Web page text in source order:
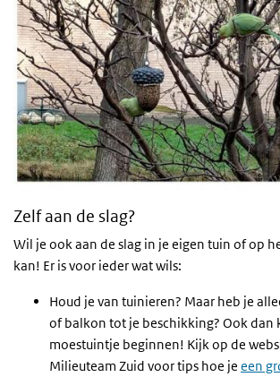
Zelf aan de slag?
Wil je ook aan de slag in je eigen tuin of op
kan! Er is voor ieder wat wils:
Houd je van tuinieren? Maar heb je
of balkon tot je beschikking? Ook dan
moestuintje beginnen! Kijk op de
Milieuteam Zuid voor tips hoe je een